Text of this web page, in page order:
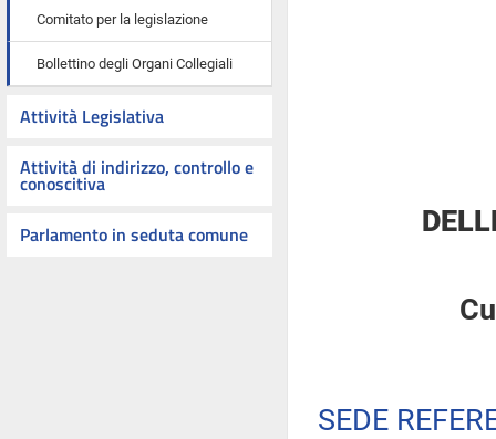
Comitato per la legislazione
Bollettino degli Organi Collegiali
Attività Legislativa
Attività di indirizzo, controllo e
conoscitiva
Parlamento in seduta comune
SEDE